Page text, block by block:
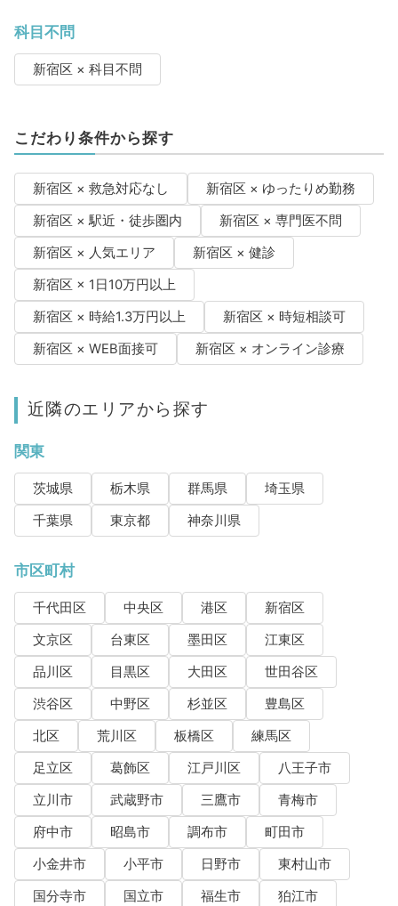
科目不問
新宿区 × 科目不問
こだわり条件から探す
新宿区 × 救急対応なし
新宿区 × ゆったりめ勤務
新宿区 × 駅近・徒歩圏内
新宿区 × 専門医不問
新宿区 × 人気エリア
新宿区 × 健診
新宿区 × 1日10万円以上
新宿区 × 時給1.3万円以上
新宿区 × 時短相談可
新宿区 × WEB面接可
新宿区 × オンライン診療
近隣のエリアから探す
関東
茨城県 栃木県 群馬県
埼玉県
千葉県
東京都 神奈川県
市区町村
千代田区 中央区 港区
新宿区
文京区
台東区 墨田区
江東区
品川区
目黒区 大田区
世田谷区
渋谷区
中野区 杉並区
豊島区
北区
荒川区 板橋区
練馬区
足立区
葛飾区 江戸川区
八王子市
立川市
武蔵野市 三鷹市
青梅市
府中市
昭島市 調布市
町田市
小金井市
小平市 日野市
東村山市
国分寺市
国立市 福生市
狛江市